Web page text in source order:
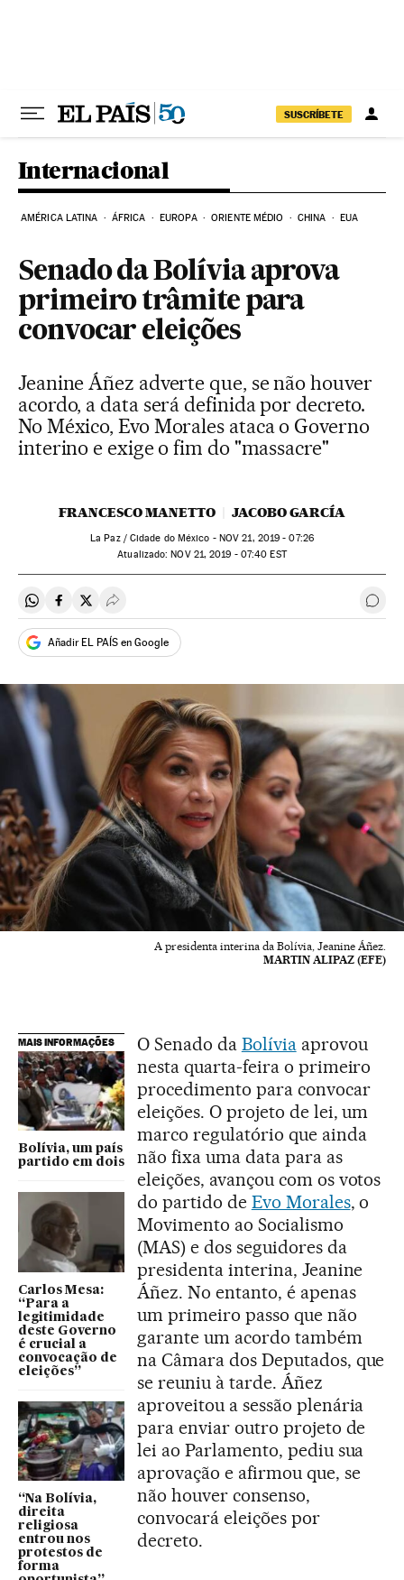
SUSCRÍBETE
Internacional
AMÉRICA LATINA ÁFRICA EUROPA ORIENTE MÉDIO CHINA EUA
Senado da Bolívia aprova
primeiro trâmite para
convocar eleições
Jeanine Áñez adverte que, se não houver
acordo, a data será definida por decreto.
No México, Evo Morales ataca o Governo
interino e exige o fim do "massacre"
FRANCESCO MANETTO JACOBO GARCÍA
La Paz / Cidade do México - NOV 21, 2019 - 07:26
atualizado: NOV21, 2019 - 07:40 EST
Compartir en Whatsapp
Compartir en Facebook
Compartir en Twitter
Desplegar Redes Sociales
Añadir EL PAÍS en Google
A presidenta interina da Bolívia, Jeanine Áñez.
MARTIN ALIPAZ (EFE)
MAIS INFORMAÇÕES
Bolívia, um país
partido em dois
Carlos Mesa:
“Para a
legitimidade
deste Governo
é crucial a
convocação de
eleições”
“Na Bolívia,
direita
religiosa
entrou nos
protestos de
forma
O Senado da Bolíviaaprovou
nesta quarta-feira o primeiro
procedimento para convocar
eleições. O projeto de lei, um
marco regulatório que ainda
não fixa uma data para as
eleições, avançou com os votos
do partido de Evo Morales, o
Movimento ao Socialismo
(MAS) e dos seguidores da
presidenta interina, Jeanine
Áñez. No entanto, é apenas
um primeiro passo que não
garante um acordo também
na Câmara dos Deputados, que
se reuniu à tarde. Áñez
aproveitou a sessão plenária
para enviar outro projeto de
lei ao Parlamento, pediu sua
aprovação e afirmou que, se
não houver consenso,
convocará eleições por
decreto.